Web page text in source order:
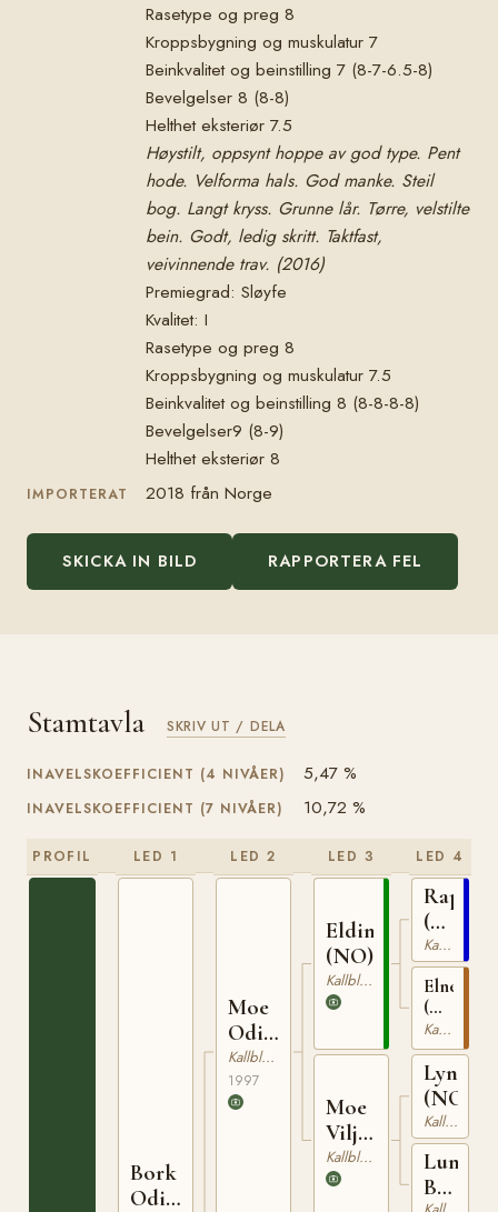
Rasetype og preg 8
Kroppsbygning og muskulatur 7
Beinkvalitet og beinstilling 7 (8-7-6.5-8)
Bevelgelser 8 (8-8)
Helthet eksteriør 7.5
Høystilt, oppsynt hoppe av god type. Pent
hode. Velforma hals. God manke. Steil
bog. Langt kryss. Grunne lår. Tørre, velstilte
bein. Godt, ledig skritt. Taktfast,
veivinnende trav. (2016)
Premiegrad: Sløyfe
Kvalitet: I
Rasetype og preg 8
Kroppsbygning og muskulatur 7.5
Beinkvalitet og beinstilling 8 (8-8-8-8)
Bevelgelser9 (8-9)
Helthet eksteriør 8
IMPORTERAT 2018 från Norge
SKICKA IN BILD RAPPORTERA FEL
Stamtavla SKRIV UT / DELA
INAVELSKOEFFICIENT (4 NIVÅER) 5,47 %
INAVELSKOEFFICIENT (7 NIVÅER) 10,72 %
PROFIL LED 1
Bork
Odin
LED 2
Moe
Odin
(NO)
Kallblodig Travare
1997
LED 3
Elding
(NO)
Kallblodig Travare
Moe
Vilja
(NO)
Kallblodig Travare
LED 4
(NO)
NT
75
Kallblodig Travare
Elnett
(NO)
T-
24864
Kallblodig Travare
(NO)
Kallblodig Travare
Lund
Blessa